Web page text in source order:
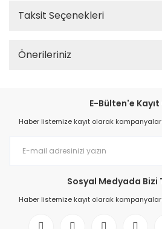
Taksit Seçenekleri
Önerileriniz
E-Bülten'e Kayıt
Haber listemize kayıt olarak
Sosyal Medyada Bizi
Haber listemize kayıt olarak